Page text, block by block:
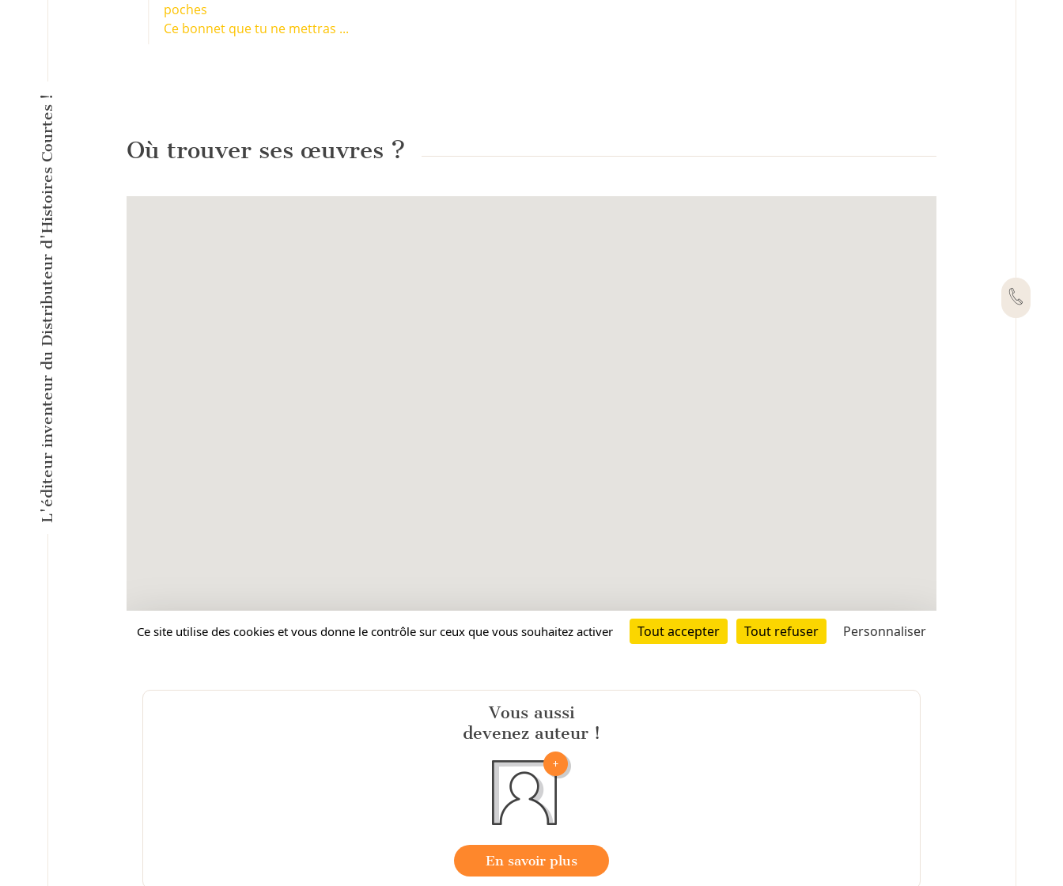
L'éditeur inventeur du Distributeur d'Histoires Courtes !
poches
Ce bonnet que tu ne mettras ...
Où trouver ses œuvres ?
Vous aussi
devenez auteur !
En savoir plus